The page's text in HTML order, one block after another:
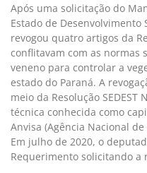
Após uma solicitação do
Estado de Desenvolvimento
revogou quatro artigos da
conflitavam com as normas
veneno para controlar a
estado do Paraná. A
meio da Resolução
técnica conhecida como
Anvisa (Agência Nacional
Em julho de 2020, o
Requerimento solicitando a